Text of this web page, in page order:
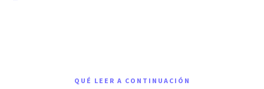
QUÉ LEER A CONTINUACIÓN